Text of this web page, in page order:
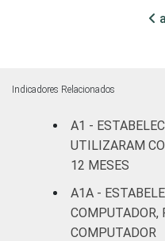
Indicadores Relacionados
A1 -
UTILIZARAM
12 MESES
A1A -
COMPUTADOR,
COMPUTADOR